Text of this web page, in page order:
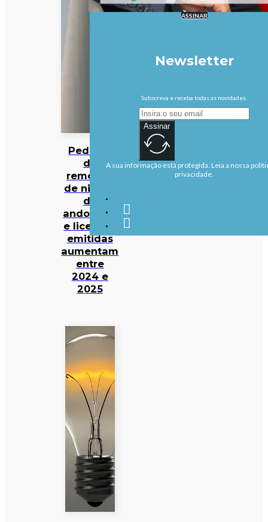
Pedidos
de
remoção
de ninhos
de
andorinha
e licenças
emitidas
aumentam
entre
2024 e
2025
ASSINAR
Newsletter
Subscreva e receba todas as novidades.
Assinar
A sua informação está protegida. Leia a nossa
privacidade.